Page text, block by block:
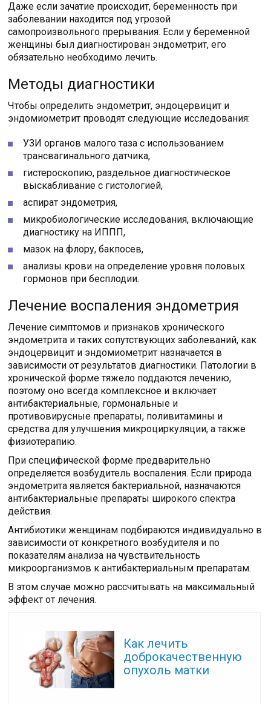
Даже если зачатие происходит, беременность при
заболевании находится под угрозой
самопроизвольного прерывания. Если у беременной
женщины был диагностирован эндометрит, его
обязательно необходимо лечить.
Методы диагностики
Чтобы определить эндометрит, эндоцервицит и
эндомиометрит проводят следующие исследования:
УЗИ органов малого таза с использованием
трансвагинального датчика,
гистероскопию, раздельное диагностическое
выскабливание с гистологией,
аспират эндометрия,
микробиологические исследования, включающие
диагностику на ИППП,
мазок на флору, бакпосев,
анализы крови на определение уровня половых
гормонов при бесплодии.
Лечение воспаления эндометрия
Лечение симптомов и признаков хронического
эндометрита и таких сопутствующих заболеваний, как
эндоцервицит и эндомиометрит назначается в
зависимости от результатов диагностики. Патологии в
хронической форме тяжело поддаются лечению,
поэтому оно всегда комплексное и включает
антибактериальные, гормональные и
противовирусные препараты, поливитамины и
средства для улучшения микроциркуляции, а также
физиотерапию.
При специфической форме предварительно
определяется возбудитель воспаления. Если природа
эндометрита является бактериальной, назначаются
антибактериальные препараты широкого спектра
действия.
Антибиотики женщинам подбираются индивидуально в
зависимости от конкретного возбудителя и по
показателям анализа на чувствительность
микроорганизмов к антибактериальным препаратам.
В этом случае можно рассчитывать на максимальный
эффект от лечения.
Как лечить
доброкачественную
опухоль матки